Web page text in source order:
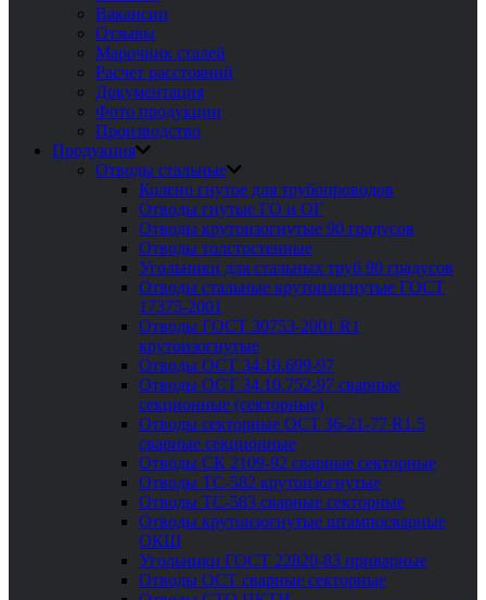
Вакансии
Отзывы
Марочник сталей
Расчет расстояний
Документация
Фото продукции
Производство
Продукция
Отводы стальные
Колено гнутое для трубопроводов
Отводы гнутые ГО и ОГ
Отводы крутоизогнутые 90 градусов
Отводы толстостенные
Угольники для стальных труб 90 градусов
Отводы стальные крутоизогнутые ГОСТ
17375-2001
Отводы ГОСТ 30753-2001 R1
крутоизогнутые
Отводы ОСТ 34.10.699-97
Отводы ОСТ 34.10.752-97 сварные
секционные (секторные)
Отводы секторные ОСТ 36-21-77 R1.5
сварные секционные
Отводы СК 2109-92 сварные секторные
Отводы ТС-582 крутоизогнутые
Отводы ТС-583 сварные секторные
Отводы крутоизогнутые штампосварные
ОКШ
Угольники ГОСТ 22820-83 приварные
Отводы ОСТ сварные секторные